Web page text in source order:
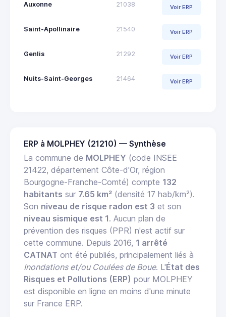
Auxonne 21038 Voir ERP
Saint-Apollinaire 21540 Voir ERP
Genlis 21292 Voir ERP
Nuits-Saint-Georges 21464 Voir ERP
ERP à MOLPHEY (21210) — Synthèse
La commune de MOLPHEY (code INSEE
21422, département Côte-d'Or, région
Bourgogne-Franche-Comté) compte 132
habitants sur 7.65 km² (densité 17 hab/km²).
Son niveau de risque radon est 3 et son
niveau sismique est 1. Aucun plan de
prévention des risques (PPR) n'est actif sur
cette commune. Depuis 2016, 1 arrêté
CATNAT ont été publiés, principalement liés à
Inondations et/ou Coulées de Boue. L'État des
Risques et Pollutions (ERP) pour MOLPHEY
est disponible en ligne en moins d'une minute
sur France ERP.